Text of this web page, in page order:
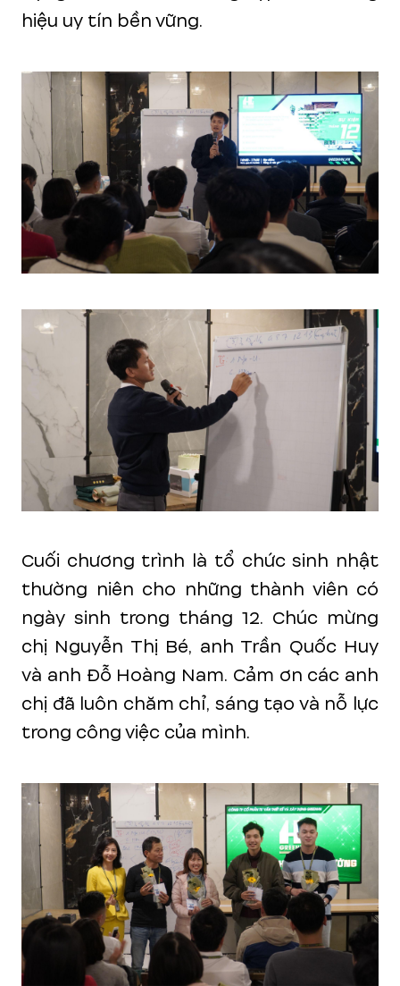
hiệu uy tín bền vững.
Cuối chương trình là tổ chức sinh nhật
thường niên cho những thành viên có
ngày sinh trong tháng 12. Chúc mừng
chị Nguyễn Thị Bé, anh Trần Quốc Huy
và anh Đỗ Hoàng Nam. Cảm ơn các anh
chị đã luôn chăm chỉ, sáng tạo và nỗ lực
trong công việc của mình.